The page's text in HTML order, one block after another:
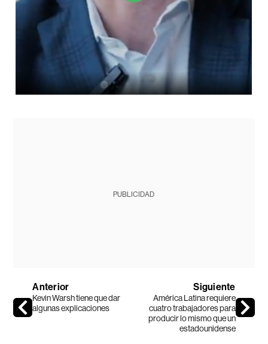
PUBLICIDAD
Anterior
Kevin Warsh tiene que dar
algunas explicaciones
Siguiente
América Latina requiere
cuatro trabajadores para
producir lo mismo que un
estadounidense